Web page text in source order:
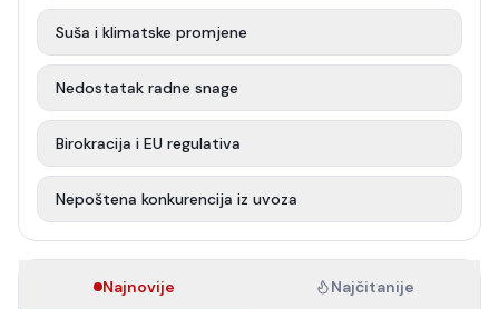
Suša i klimatske promjene
Nedostatak radne snage
Birokracija i EU regulativa
Nepoštena konkurencija iz uvoza
Najnovije Najčitanije